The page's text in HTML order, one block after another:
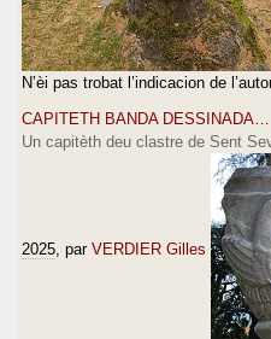
N’èi pas trobat l’indicacion de
CAPITETH BANDA DESSINADA…
Un capitèth deu clastre de Sent
2025 , par VERDIER Gilles